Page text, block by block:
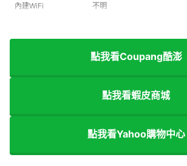
內建WiFi 不明
點我看Coupang酷澎
點我看蝦皮商城
點我看Yahoo購物中心